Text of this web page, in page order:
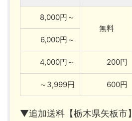
8,000円～
無料
6,000円～
4,000円～
200円
～3,999円 600円
▼追加送料【栃木県矢板市】